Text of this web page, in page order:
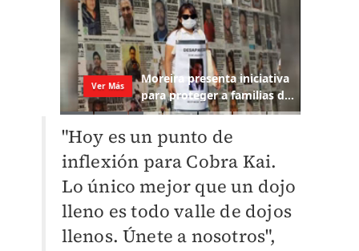
"Hoy es un punto de
inflexión para Cobra Kai.
Lo único mejor que un dojo
lleno es todo valle de dojos
llenos. Únete a nosotros",